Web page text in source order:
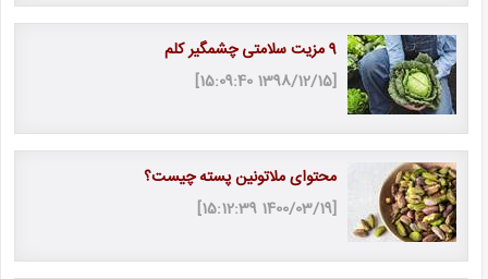
9 مزیت سلامتی چشمگیر کلم
[1398/12/15 15:09:40]
محتوای ملاتونین پسته چیست؟
[1400/03/19 15:12:39]